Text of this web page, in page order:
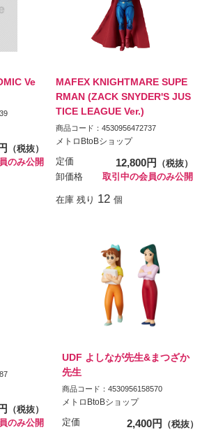
Ve
（税抜）
のみ公開
MAFEX KNIGHTMARE SUPE
RMAN (ZACK SNYDER'S JUS
TICE LEAGUE Ver.)
商品コード：4530956472737
メトロBtoBショップ
定価 12,800円
（税抜）
卸価格
取引中の会員のみ公開
在庫 残り 12 個
（税抜）
のみ公開
UDF よしなが先生&まつざか
先生
商品コード：4530956158570
メトロBtoBショップ
定価 2,400円
（税抜）